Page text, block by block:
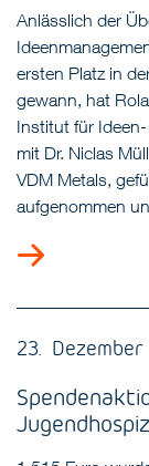
Anlässlich der
ersten Platz in
gewann, hat
Institut für
mit Dr. Niclas
VDM Metals,
aufgenommen
23.